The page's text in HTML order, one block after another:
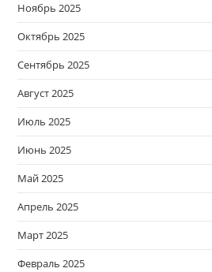
Ноябрь 2025
Октябрь 2025
Сентябрь 2025
Август 2025
Июль 2025
Июнь 2025
Май 2025
Апрель 2025
Март 2025
Февраль 2025